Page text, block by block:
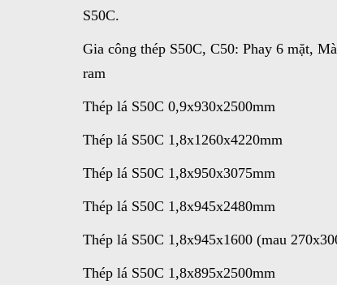
S50C.
Gia công thép S50C, C50: Phay 6 mặt,
ram
Thép lá S50C 0,9x930x2500mm
Thép lá S50C 1,8x1260x4220mm
Thép lá S50C 1,8x950x3075mm
Thép lá S50C 1,8x945x2480mm
Thép lá S50C 1,8x945x1600 (mau
Thép lá S50C 1,8x895x2500mm